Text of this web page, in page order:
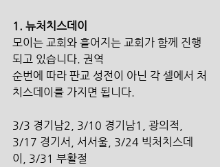
1. 뉴처치스데이
모이는 교회와 흩어지는 교회가 함께 진행
되고 있습니다. 권역
순번에 따라 판교 성전이 아닌 각 셀에서 처
치스데이를 가지면 됩니다.
3/3 경기남2, 3/10 경기남1, 광의적,
3/17 경기서, 서서울, 3/24 빅처치스데
이, 3/31 부활절